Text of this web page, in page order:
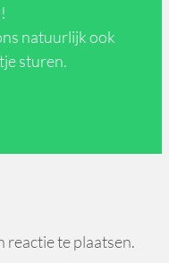
natuurlijk ook
sturen.
reactie te plaatsen.